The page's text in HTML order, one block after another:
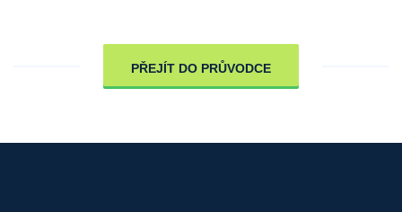
PŘEJÍT DO PRŮVODCE